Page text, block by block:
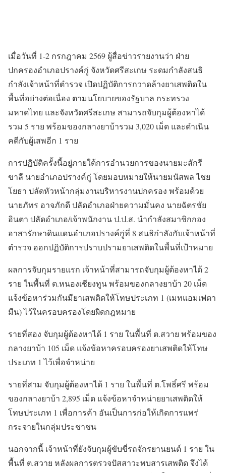
เมื่อวันที่ 1-2 กรกฎาคม 2569 ผู้สื่อข่าวรายงานว่า ฝ่าย
ปกครองอำเภอปรางค์กู่ จังหวัดศรีสะเกษ ระดมกำลังสนธิ
กำลังเจ้าหน้าที่ตำรวจ เปิดปฏิบัติการกวาดล้างยาเสพติดใน
พื้นที่อย่างต่อเนื่อง ตามนโยบายของรัฐบาล กระทรวง
มหาดไทย และจังหวัดศรีสะเกษ สามารถจับกุมผู้ต้องหาได้
รวม 5 ราย พร้อมของกลางยาบ้ารวม 3,020 เม็ด และดำเนิน
คดีกับผู้เสพอีก 1 ราย
การปฏิบัติครั้งนี้อยู่ภายใต้การอำนวยการของนายมะสักรี
ขาลี นายอำเภอปรางค์กู่ โดยมอบหมายให้นายมนัสพล ไชย
โยธา ปลัดหัวหน้ากลุ่มงานบริหารงานปกครอง พร้อมด้วย
นายภัทร อาจภักดี ปลัดอำเภอฝ่ายความมั่นคง นายฉัตรชัย
อินตา ปลัดอำเภอ/เจ้าพนักงาน ป.ป.ส. นำกำลังสมาชิกกอง
อาสารักษาดินแดนอำเภอปรางค์กู่ที่ 8 สนธิกำลังกับเจ้าหน้าที่
ตำรวจ ออกปฏิบัติการปราบปรามยาเสพติดในพื้นที่เป้าหมาย
ผลการจับกุมรายแรก เจ้าหน้าที่สามารถจับกุมผู้ต้องหาได้ 2
ราย ในพื้นที่ ต.หนองเชียงทูน พร้อมของกลางยาบ้า 20 เม็ด
แจ้งข้อหาร่วมกันมียาเสพติดให้โทษประเภท 1 (เมทแอมเฟตา
มีน) ไว้ในครอบครองโดยผิดกฎหมาย
รายที่สอง จับกุมผู้ต้องหาได้ 1 ราย ในพื้นที่ ต.สวาย พร้อมของ
กลางยาบ้า 105 เม็ด แจ้งข้อหาครอบครองยาเสพติดให้โทษ
ประเภท 1 ไว้เพื่อจำหน่าย
รายที่สาม จับกุมผู้ต้องหาได้ 1 ราย ในพื้นที่ ต.โพธิ์ศรี พร้อม
ของกลางยาบ้า 2,895 เม็ด แจ้งข้อหาจำหน่ายยาเสพติดให้
โทษประเภท 1 เพื่อการค้า อันเป็นการก่อให้เกิดการแพร่
กระจายในกลุ่มประชาชน
นอกจากนี้ เจ้าหน้าที่ยังจับกุมผู้ขับขี่รถจักรยานยนต์ 1 ราย ใน
พื้นที่ ต.สวาย หลังผลการตรวจปัสสาวะพบสารเสพติด จึงได้